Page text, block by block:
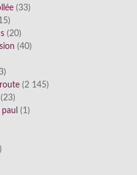
(33)
(20)
(40)
(2 145)
(23)
(1)